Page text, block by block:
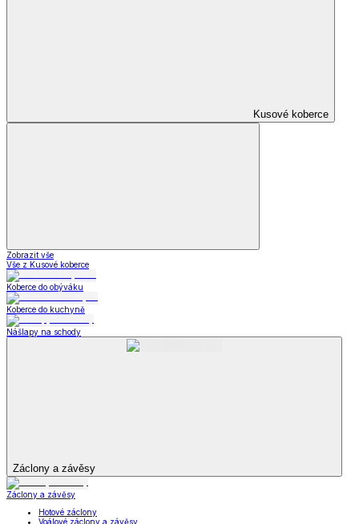
Kusové koberce
Zobrazit vše
Vše z Kusové koberce
Koberce do obýváku
Koberce do kuchyně
Nášlapy na schody
Záclony a závěsy
Záclony a závěsy
Hotové záclony
Voálové záclony a závěsy